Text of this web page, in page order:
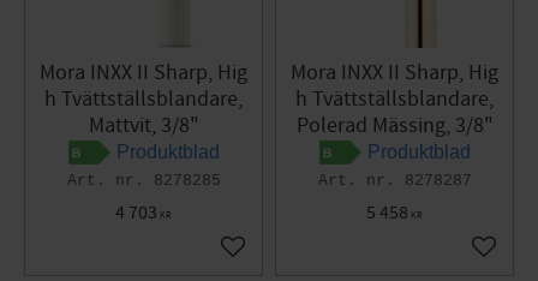
Mora INXX II Sharp, Hig
h Tvättställsblandare,
Mattvit, 3/8"
Produktblad
8278285
4 703 KR
Lägg till i favoriter
Mora INXX II Sharp, Hig
h Tvättställsblandare,
Polerad Mässing, 3/8"
Produktblad
8278287
5 458 KR
Lägg